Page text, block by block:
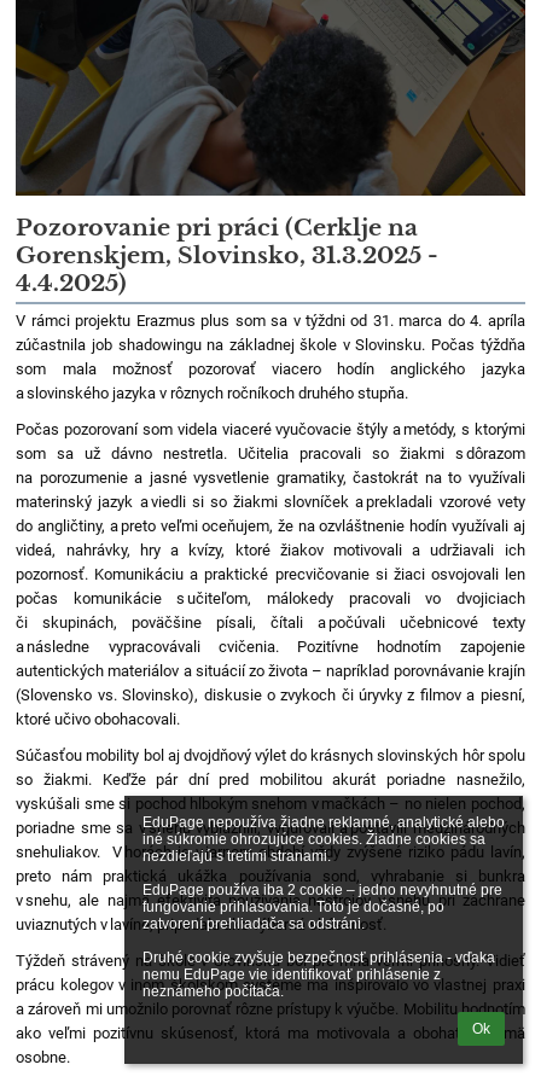
EduPage nepoužíva žiadne reklamné, analytické alebo
iné súkromie ohrozujúce cookies. Žiadne cookies sa
nezdieľajú s tretími stranami.
EduPage používa iba 2 cookie – jedno nevyhnutné pre
fungovanie prihlasovania. Toto je dočasné, po
zatvorení prehliadača sa odstráni.
Druhé cookie zvyšuje bezpečnosť prihlásenia - vďaka
nemu EduPage vie identifikovať prihlásenie z
neznámeho počítača.
Ok
Pozorovanie pri práci (Cerklje na
Gorenskjem, Slovinsko, 31.3.2025 -
4.4.2025)
V rámci projektu Erazmus plus som sa v týždni od 31. marca do 4. apríla
zúčastnila job shadowingu na základnej škole v Slovinsku. Počas týždňa
som mala možnosť pozorovať viacero hodín anglického jazyka
a slovinského jazyka v rôznych ročníkoch druhého stupňa.
Počas pozorovaní som videla viaceré vyučovacie štýly a metódy, s ktorými
som sa už dávno nestretla. Učitelia pracovali so žiakmi s dôrazom
na porozumenie a jasné vysvetlenie gramatiky, častokrát na to využívali
materinský jazyk a viedli si so žiakmi slovníček a prekladali vzorové vety
do angličtiny, a preto veľmi oceňujem, že na ozvláštnenie hodín využívali aj
videá, nahrávky, hry a kvízy, ktoré žiakov motivovali a udržiavali ich
pozornosť. Komunikáciu a praktické precvičovanie si žiaci osvojovali len
počas komunikácie s učiteľom, málokedy pracovali vo dvojiciach
či skupinách, poväčšine písali, čítali a počúvali učebnicové texty
a následne vypracovávali cvičenia. Pozitívne hodnotím zapojenie
autentických materiálov a situácií zo života – napríklad porovnávanie krajín
(Slovensko vs. Slovinsko), diskusie o zvykoch či úryvky z filmov a piesní,
ktoré učivo obohacovali.
Súčasťou mobility bol aj dvojdňový výlet do krásnych slovinských hôr spolu
so žiakmi. Keďže pár dní pred mobilitou akurát poriadne nasnežilo,
vyskúšali sme si pochod hlbokým snehom v mačkách – no nielen pochod,
poriadne sme sa v snehu vybláznili, vyguľovali a postavili medzinárodných
snehuliakov. V horách je v jarnom období vždy zvýšené riziko pádu lavín,
preto nám praktická ukážka používania sond, vyhrabanie si bunkra
v snehu, ale najmä efektivita používania nástrojov v snehu pri záchrane
uviaznutých v lavíne, pripadala ako výborná skúsenosť.
Týždeň strávený na škole v Slovinsku bol pre mňa veľmi prínosný. Vidieť
prácu kolegov v inom školskom systéme ma inšpirovalo vo vlastnej praxi
a zároveň mi umožnilo porovnať rôzne prístupy k výučbe. Mobilitu hodnotím
ako veľmi pozitívnu skúsenosť, ktorá ma motivovala a obohatila najmä
osobne.